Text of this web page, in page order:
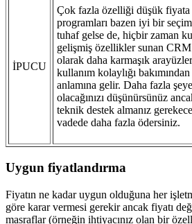
İPUCU
Çok fazla özelliği düşük
programları bazen iyi bir
tuhaf gelse de, hiçbir zaman
gelişmiş özellikler sunan CRM
olarak daha karmaşık
kullanım kolaylığı
anlamına gelir. Daha fazla
olacağınızı düşünürsünüz
teknik destek almanız
vadede daha fazla ödersiniz.
Uygun fiyatlandırma
Fiyatın ne kadar uygun olduğuna her
göre karar vermesi gerekir ancak fiyatı
masraflar (örneğin ihtiyacınız olan bir